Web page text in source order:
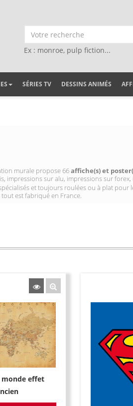
Ex : monroe, pulp fiction...
SÉRIES TV DESSINS ANIMÉS
murale propose 66affiche(s) et
sur alu, impressions sur forex,
et toujours roulées ou à plat
est fabriqué en France.
monde effet